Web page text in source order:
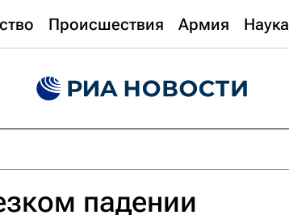
Происшествия Армия Наука
падении